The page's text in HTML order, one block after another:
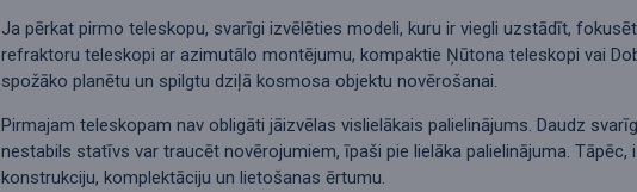
Ja pērkat pirmo teleskopu, svarīgi izvēlēties modeli, kuru ir viegli uzstādīt,
refraktoru teleskopi ar azimutālo montējumu, kompaktie Ņūtona teleskopi vai
spožāko planētu un spilgtu dziļā kosmosa objektu novērošanai.
Pirmajam teleskopam nav obligāti jāizvēlas vislielākais palielinājums. Daudz
nestabils statīvs var traucēt novērojumiem, īpaši pie lielāka palielinājuma.
konstrukciju, komplektāciju un lietošanas ērtumu.